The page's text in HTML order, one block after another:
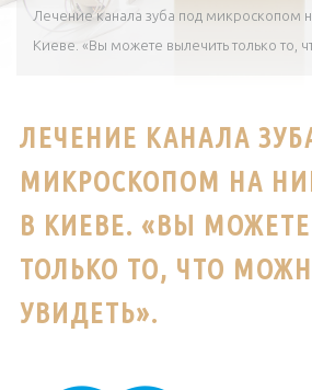
Лечение канала зуба под микроскопом
Киеве. «Вы можете вылечить только то,
ЛЕЧЕНИЕ КАНАЛА
МИКРОСКОПОМ НА
В КИЕВЕ. «ВЫ
ТОЛЬКО ТО, ЧТО
УВИДЕТЬ».